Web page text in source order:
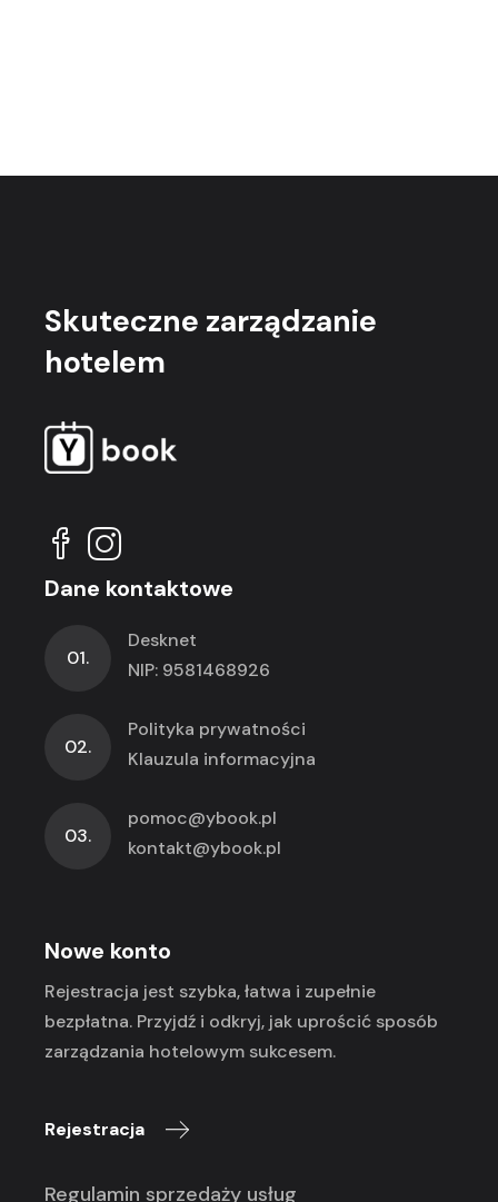
Skuteczne zarządzanie
hotelem
Dane kontaktowe
01.
Desknet
NIP: 9581468926
02.
Polityka prywatności
Klauzula informacyjna
03.
pomoc@ybook.pl
kontakt@ybook.pl
Nowe konto
Rejestracja jest szybka, łatwa i zupełnie
bezpłatna. Przyjdź i odkryj, jak uprościć sposób
zarządzania hotelowym sukcesem.
Rejestracja
Regulamin sprzedaży usług